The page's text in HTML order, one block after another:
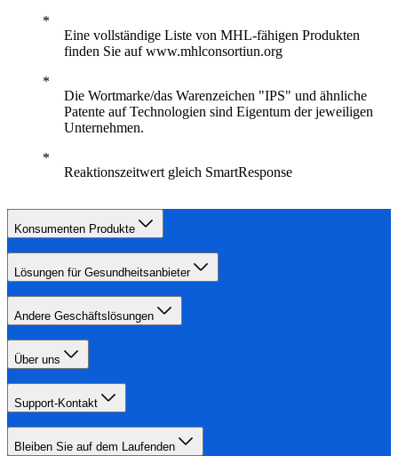
Eine vollständige Liste von MHL-fähigen Produkten
finden Sie auf www.mhlconsortiun.org
Die Wortmarke/das Warenzeichen "IPS" und ähnliche
Patente auf Technologien sind Eigentum der jeweiligen
Unternehmen.
Reaktionszeitwert gleich SmartResponse
Konsumenten Produkte
Lösungen für Gesundheitsanbieter
Andere Geschäftslösungen
Über uns
Support-Kontakt
Bleiben Sie auf dem Laufenden